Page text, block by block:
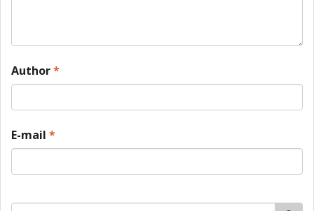
Author*
E-mail *